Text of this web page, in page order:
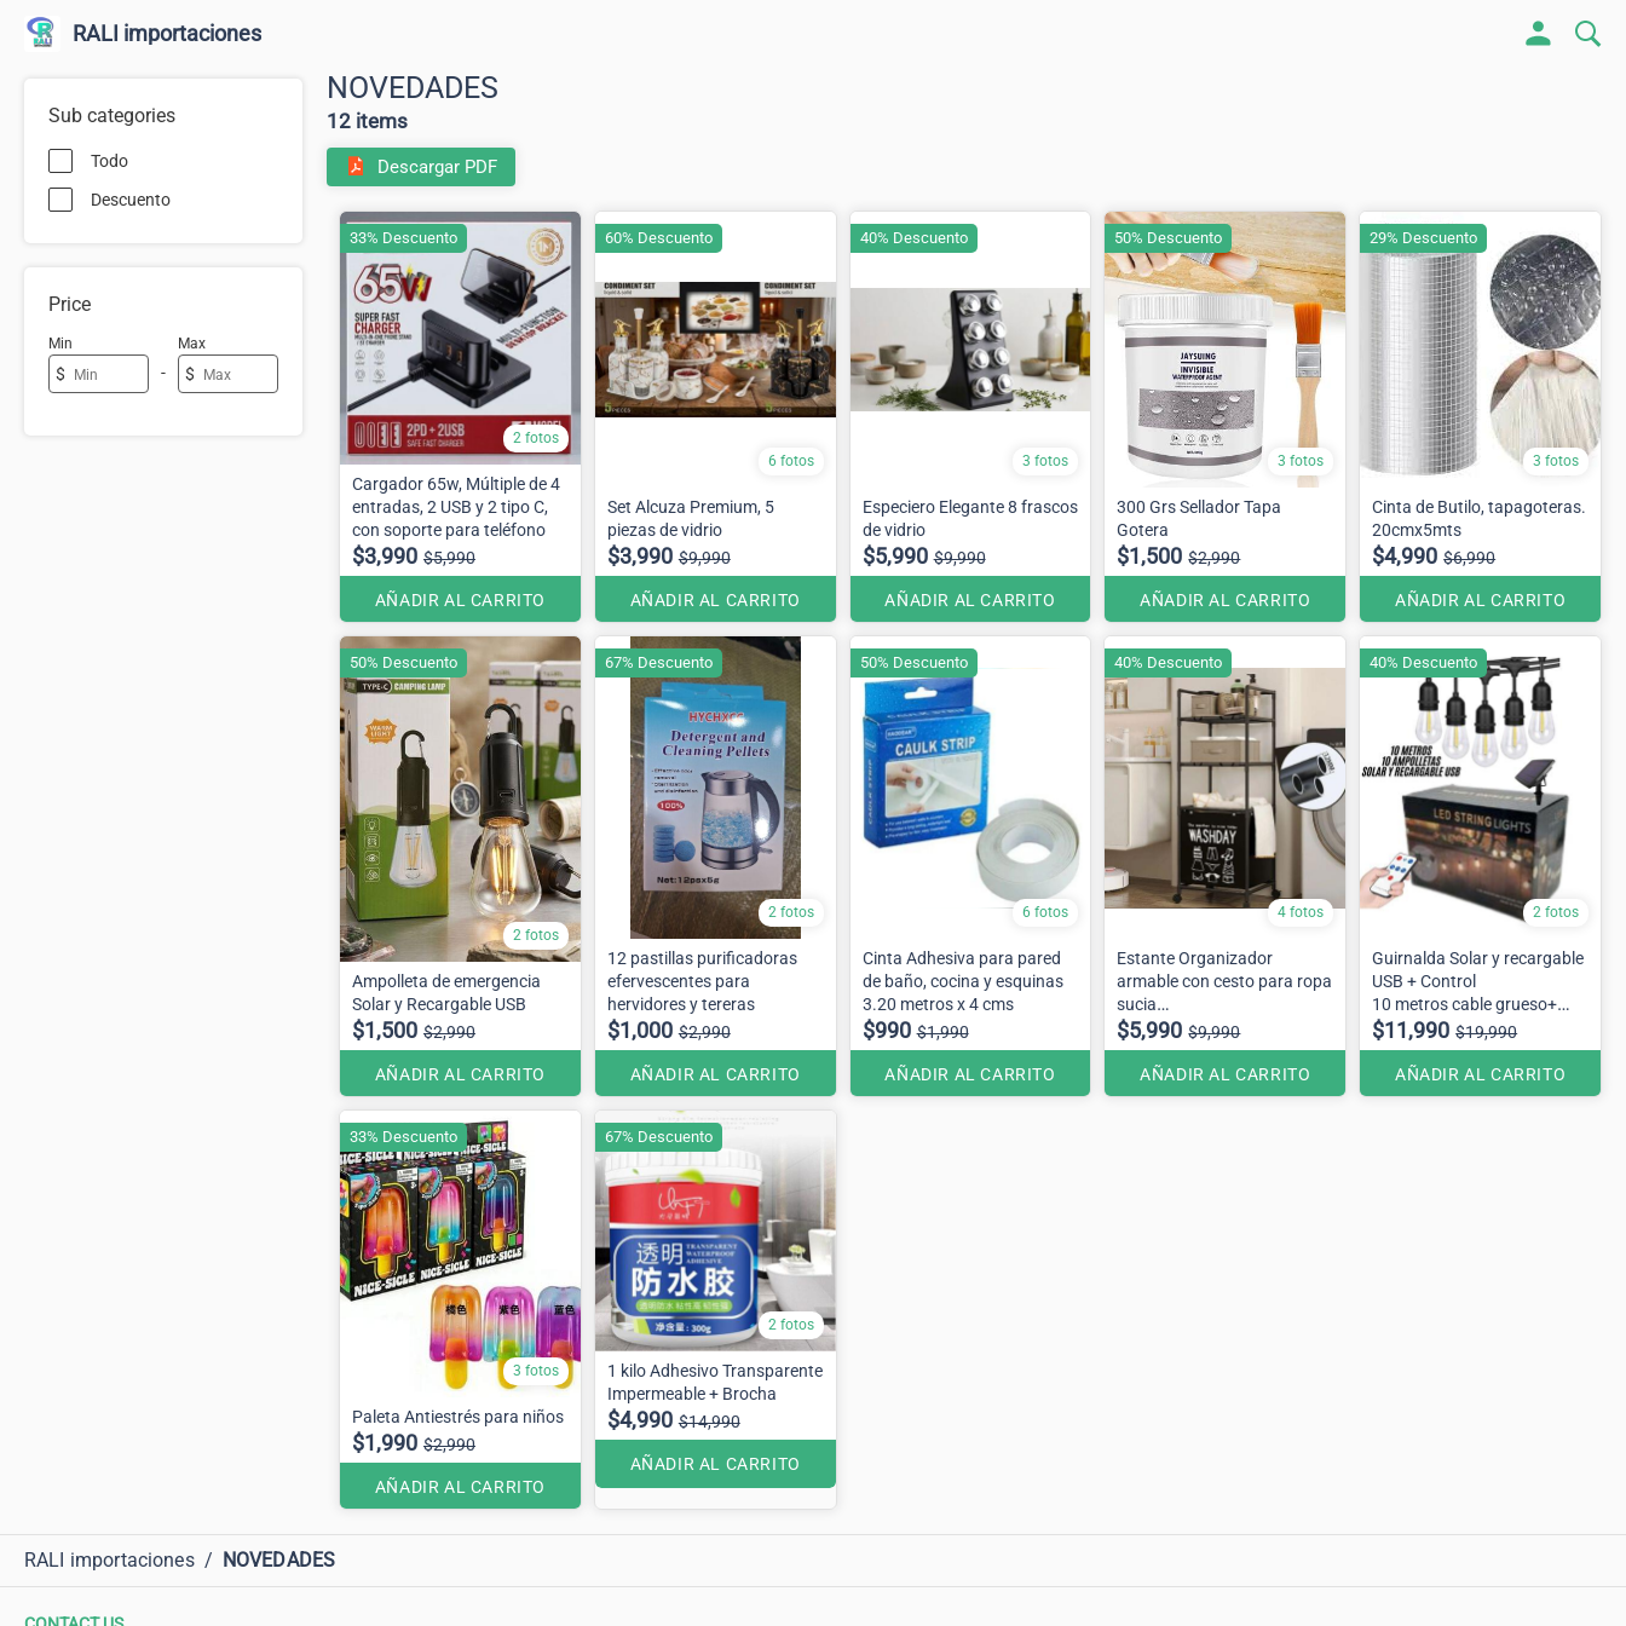
RALI importaciones
Sub categories
Todo
Descuento
Price
Min
$ -
Max
$
NOVEDADES
12 items
Descargar PDF
2 fotos
Cargador 65w, Múltiple de 4
entradas, 2 USB y 2 tipo C,
con soporte para teléfono
$3,990 $5,990
AÑADIR AL CARRITO
33% Descuento
6 fotos
Set Alcuza Premium, 5
piezas de vidrio
$3,990 $9,990
AÑADIR AL CARRITO
60% Descuento
3 fotos
Especiero Elegante 8 frascos
de vidrio
$5,990 $9,990
AÑADIR AL CARRITO
40% Descuento
3 fotos
300 Grs Sellador Tapa
Gotera
$1,500 $2,990
AÑADIR AL CARRITO
50% Descuento
3 fotos
Cinta de Butilo, tapagoteras.
20cmx5mts
$4,990 $6,990
AÑADIR AL CARRITO
29% Descuento
2 fotos
Ampolleta de emergencia
Solar y Recargable USB
$1,500 $2,990
AÑADIR AL CARRITO
50% Descuento
2 fotos
12 pastillas purificadoras
efervescentes para
hervidores y tereras
$1,000 $2,990
AÑADIR AL CARRITO
67% Descuento
6 fotos
Cinta Adhesiva para pared
de baño, cocina y esquinas
3.20 metros x 4 cms
$990 $1,990
AÑADIR AL CARRITO
50% Descuento
4 fotos
Estante Organizador
armable con cesto para ropa
sucia
42cmx32cmx1.30
$5,990 $9,990
AÑADIR AL CARRITO
40% Descuento
2 fotos
Guirnalda Solar y recargable
USB + Control
10 metros cable grueso+
10 ampolletas
$11,990 $19,990
AÑADIR AL CARRITO
40% Descuento
3 fotos
Paleta Antiestrés para niños
$1,990 $2,990
AÑADIR AL CARRITO
33% Descuento
2 fotos
1 kilo Adhesivo Transparente
Impermeable + Brocha
$4,990 $14,990
AÑADIR AL CARRITO
67% Descuento
RALI importaciones / NOVEDADES